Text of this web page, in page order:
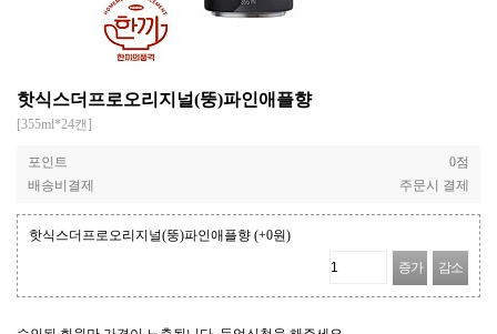
핫식스더프로오리지널(뚱)파인애플향
[355ml*24캔]
포인트
0점
배송비결제
주문시 결제
핫식스더프로오리지널(뚱)파인애플향 (+0원)
증가 감소